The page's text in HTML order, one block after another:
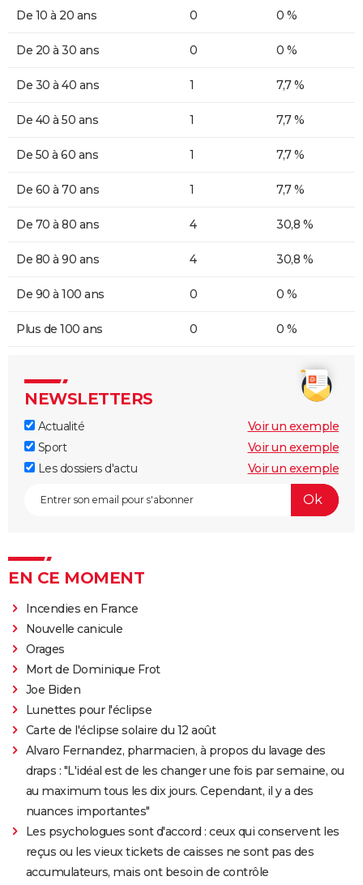
De 10 à 20 ans 0 0 %
De 20 à 30 ans 0 0 %
De 30 à 40 ans 1 7,7 %
De 40 à 50 ans 1 7,7 %
De 50 à 60 ans 1 7,7 %
De 60 à 70 ans 1 7,7 %
De 70 à 80 ans 4 30,8 %
De 80 à 90 ans 4 30,8 %
De 90 à 100 ans 0 0 %
Plus de 100 ans 0 0 %
NEWSLETTERS
Actualité
Voir un exemple
Sport
Voir un exemple
Les dossiers d'actu
Voir un exemple
EN CE MOMENT
Incendies en France
Nouvelle canicule
Orages
Mort de Dominique Frot
Joe Biden
Lunettes pour l'éclipse
Carte de l'éclipse solaire du 12 août
Alvaro Fernandez, pharmacien, à propos du lavage des
draps : "L'idéal est de les changer une fois par semaine, ou
au maximum tous les dix jours. Cependant, il y a des
nuances importantes"
Les psychologues sont d'accord : ceux qui conservent les
reçus ou les vieux tickets de caisses ne sont pas des
accumulateurs, mais ont besoin de contrôle